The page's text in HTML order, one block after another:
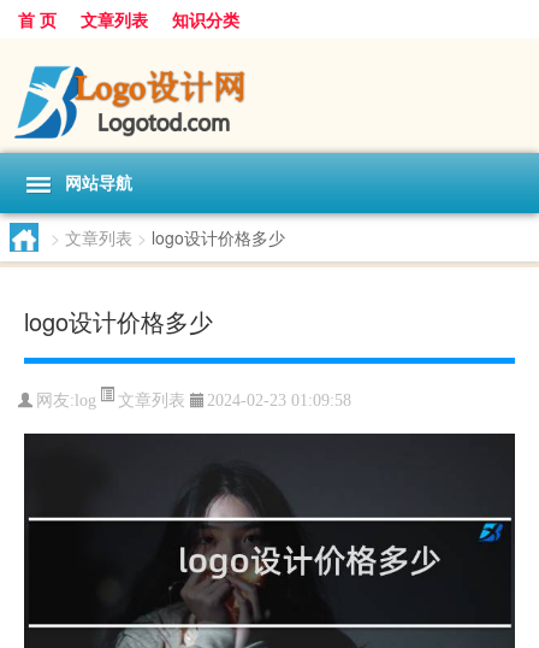
首 页 文章列表 知识分类
网站导航
> 文章列表 > logo设计价格多少
logo设计价格多少
网友: log 文章列表 2024-02-23 01:09:58